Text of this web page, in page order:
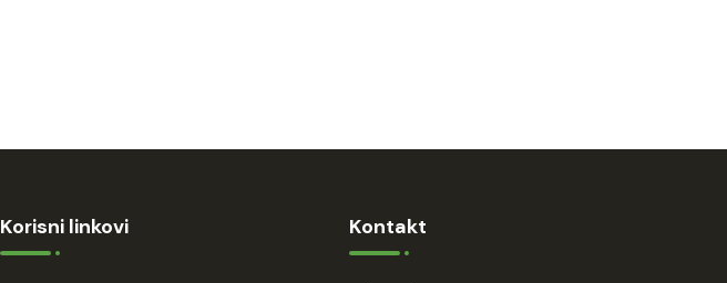
Korisni linkovi Kontakt